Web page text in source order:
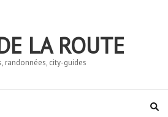
LA ROUTE
randonnées, city-guides